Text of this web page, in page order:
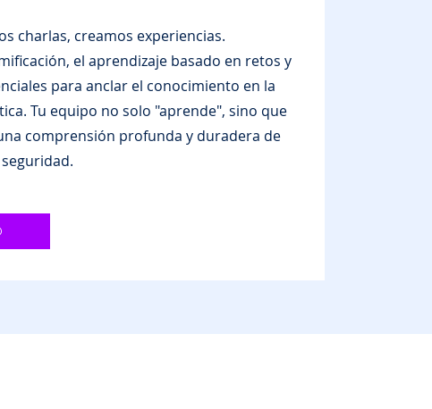
charlas, creamos experiencias.
el aprendizaje basado en retos y
para anclar el conocimiento en la
Tu equipo no solo "aprende", sino que
comprensión profunda y duradera de